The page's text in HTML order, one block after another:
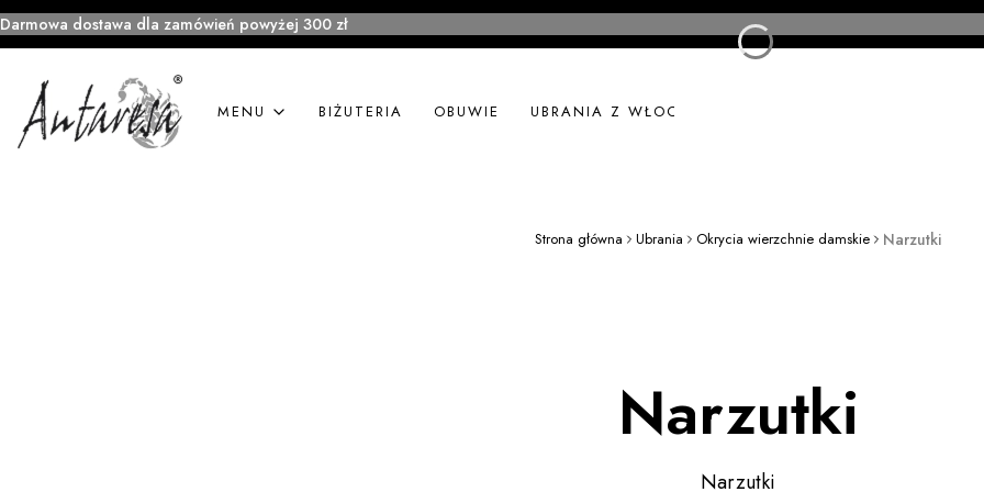
Darmowa dostawa dla zamówień powyżej 300 zł
MENU BIŻUTERIA OBUWIE UBRANIA Z WŁOCH
Strona główna Ubrania Okrycia wierzchnie damskie Narzutki
Narzutki
Narzutki